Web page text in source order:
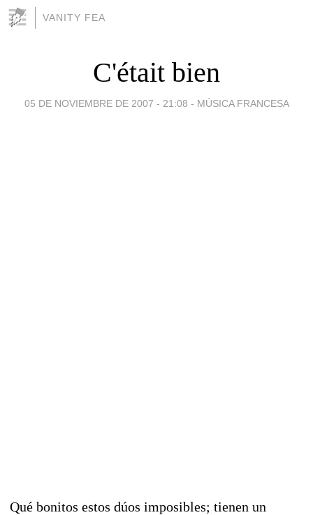
VANITY FEA
C'était bien
05 DE NOVIEMBRE DE 2007 - 21:08 - MÚSICA FRANCESA
Qué bonitos estos dúos imposibles; tienen un